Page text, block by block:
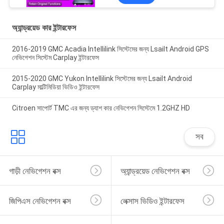
ক্যামেরা
অ্যান্ড্রয়েড কার ইন্টারফেস
2016-2019 GMC Acadia Intellilink সিস্টেমের জন্য Lsailt Android GPS
নেভিগেশন সিস্টেম Carplay ইন্টারফেস
2015-2020 GMC Yukon Intellilink সিস্টেমের জন্য Lsailt Android
Carplay মাল্টিমিডিয়া ভিডিও ইন্টারফেস
Citroen সাপোর্ট TMC এর জন্য ড্যাশ কার নেভিগেশন সিস্টেমে 1.2GHZ HD
সব
গাড়ী নেভিগেশন বক্স অ্যান্ড্রয়েড নেভিগেশন বক্স
জিপিএস নেভিগেশন বক্স লেক্সাস ভিডিও ইন্টারফেস